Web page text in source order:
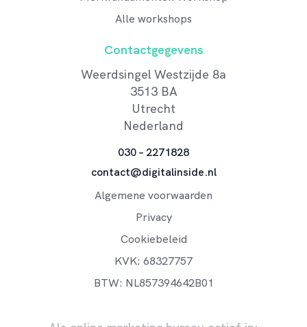
Alle workshops
Contactgegevens
Weerdsingel Westzijde 8a
3513 BA
Utrecht
Nederland
030 – 2271828
contact@digitalinside.nl
Algemene voorwaarden
Privacy
Cookiebeleid
KVK: 68327757
BTW: NL857394642B01